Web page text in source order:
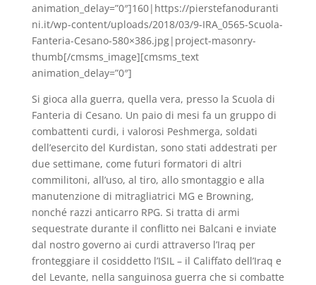
animation_delay=”0″]160|https://pierstefanoduranti
ni.it/wp-content/uploads/2018/03/9-IRA_0565-Scuola-
Fanteria-Cesano-580×386.jpg|project-masonry-
thumb[/cmsms_image][cmsms_text
animation_delay=”0″]
Si gioca alla guerra, quella vera, presso la Scuola di
Fanteria di Cesano. Un paio di mesi fa un gruppo di
combattenti curdi, i valorosi Peshmerga, soldati
dell’esercito del Kurdistan, sono stati addestrati per
due settimane, come futuri formatori di altri
commilitoni, all’uso, al tiro, allo smontaggio e alla
manutenzione di mitragliatrici MG e Browning,
nonché razzi anticarro RPG. Si tratta di armi
sequestrate durante il conflitto nei Balcani e inviate
dal nostro governo ai curdi attraverso l’Iraq per
fronteggiare il cosiddetto l’ISIL – il Califfato dell’Iraq e
del Levante, nella sanguinosa guerra che si combatte